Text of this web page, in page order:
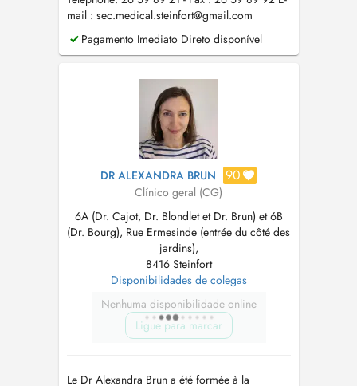
mail : sec.medical.steinfort@gmail.com
Pagamento Imediato Direto disponível
DR ALEXANDRA BRUN 90
Clínico geral (CG)
6A (Dr. Cajot, Dr. Blondlet et Dr. Brun) et 6B
(Dr. Bourg), Rue Ermesinde (entrée du côté des
jardins),
8416 Steinfort
Disponibilidades de colegas
Nenhuma disponibilidade online
Ligue para marcar
Le Dr Alexandra Brun a été formée à la